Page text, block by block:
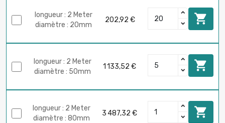
longueur : 2 Meter
diamètre : 20mm
202,92 € 
longueur : 2 Meter
diamètre : 50mm
1 133,52 € 
longueur : 2 Meter
diamètre : 80mm
3 487,32 € 